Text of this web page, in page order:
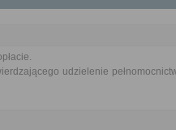
udzielenie